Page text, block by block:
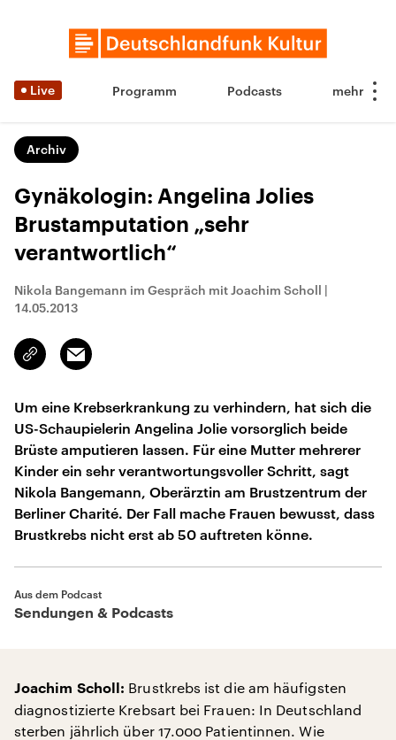
Live Programm Podcasts
Archiv
Gynäkologin: Angelina Jolies
Brustamputation „sehr
verantwortlich“
Nikola Bangemann im Gespräch mit Joachim Scholl |
14.05.2013
Link
kopieren/teilen
Email
Um eine Krebserkrankung zu verhindern, hat sich die
US-Schaupielerin Angelina Jolie vorsorglich beide
Brüste amputieren lassen. Für eine Mutter mehrerer
Kinder ein sehr verantwortungsvoller Schritt, sagt
Nikola Bangemann, Oberärztin am Brustzentrum der
Berliner Charité. Der Fall mache Frauen bewusst, dass
Brustkrebs nicht erst ab 50 auftreten könne.
Aus dem Podcast
Sendungen & Podcasts
Joachim Scholl: Brustkrebs ist die am häufigsten
diagnostizierte Krebsart bei Frauen: In Deutschland
sterben jährlich über 17.000 Patientinnen. Wie